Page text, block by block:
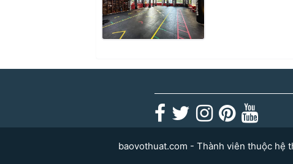
baovothuat.com - Thành viên thuộc hệ